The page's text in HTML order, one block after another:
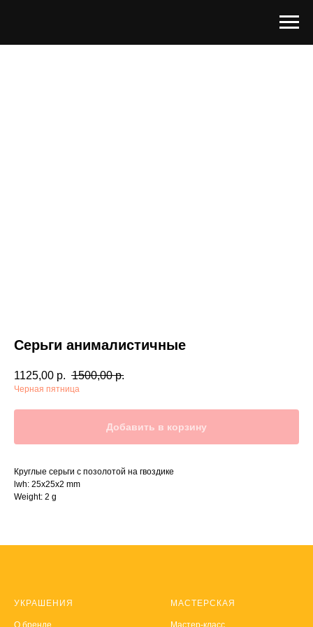
Серьги анималистичные
1125,00 р. 1500,00 р.
Черная пятница
Добавить в корзину
Круглые серьги с позолотой на гвоздике
lwh: 25x25x2 mm
Weight: 2 g
УКРАШЕНИЯ МАСТЕРСКАЯ